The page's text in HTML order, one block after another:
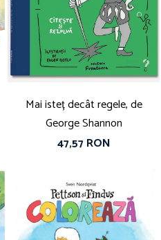
Mai isteț decât regele, de
George Shannon
47,57 RON